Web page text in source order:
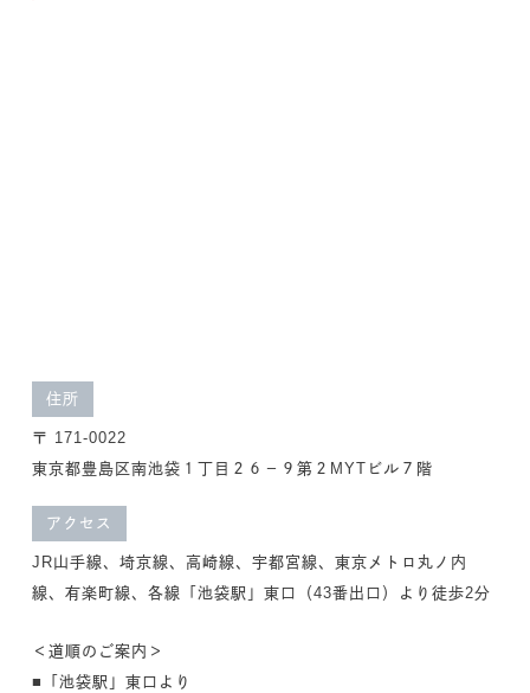
住所
〒 171-0022
東京都豊島区南池袋１丁目２６－９第２MYTビル７階
アクセス
JR山手線、埼京線、高崎線、宇都宮線、東京メトロ丸ノ内
線、有楽町線、各線「池袋駅」東口（43番出口）より徒歩2分
＜道順のご案内＞
■「池袋駅」東口より